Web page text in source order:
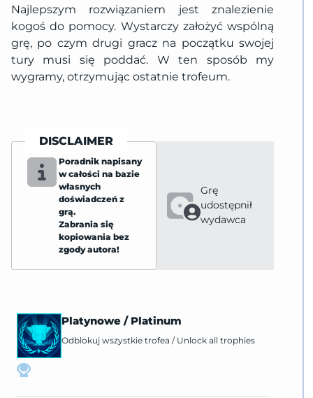
Najlepszym rozwiązaniem jest znalezienie
kogoś do pomocy. Wystarczy założyć wspólną
grę, po czym drugi gracz na początku swojej
tury musi się poddać. W ten sposób my
wygramy, otrzymując ostatnie trofeum.
DISCLAIMER
Poradnik napisany
w całości na bazie
własnych
doświadczeń z
grą.
Zabrania się
kopiowania bez
zgody autora!
Grę
udostępnił
wydawca
Platynowe / Platinum
Odblokuj wszystkie trofea / Unlock all trophies